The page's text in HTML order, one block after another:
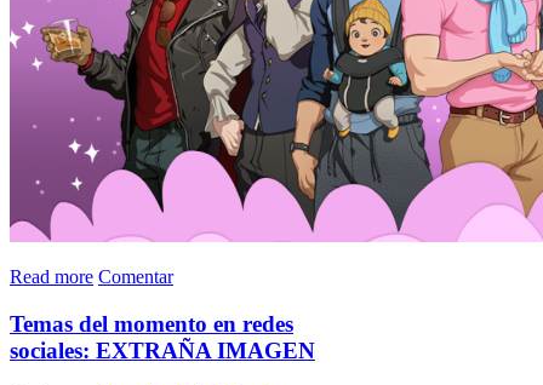
Read more Comentar
Temas del momento en redes
sociales: EXTRAÑA IMAGEN